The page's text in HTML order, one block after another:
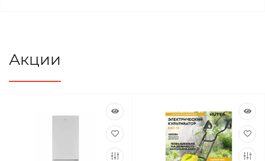
Акции